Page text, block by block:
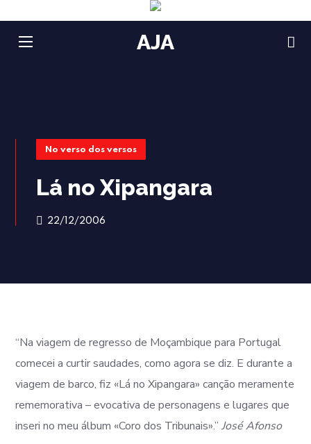
AJA
No verso dos versos
Lá no Xipangara
22/12/2006
“Na viagem de regresso de Moçambique para Portugal
comecei a curtir saudades, como agora se diz. E durante a
viagem de barco, fiz «Lá no Xipangara» canção meramente
rememorativa – evocativa de personagens e lugares que
inseri no meu álbum «Coro dos Tribunais».”José Afonso